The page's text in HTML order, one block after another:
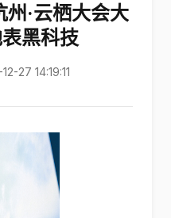
·云栖大会大
黑科技
27 14:19:11